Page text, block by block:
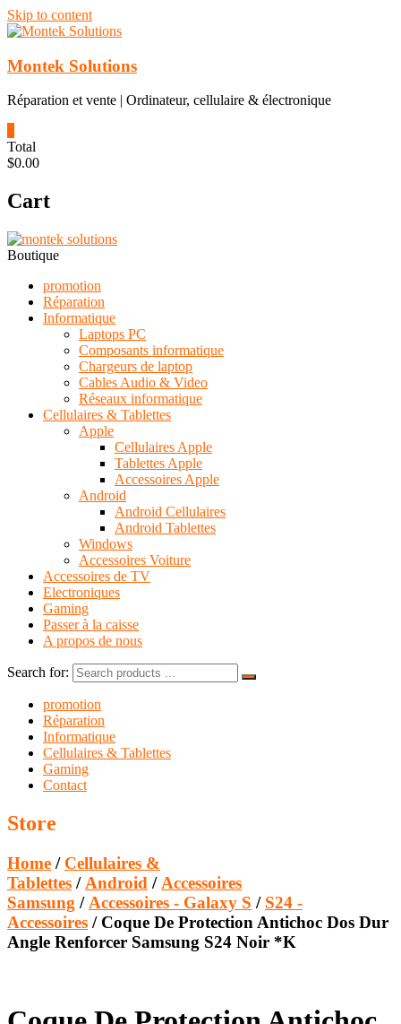
Skip to content
Montek Solutions
Réparation et vente | Ordinateur, cellulaire & électronique
Total
$0.00
Cart
Boutique
promotion
Réparation
Informatique
Laptops PC
Composants informatique
Chargeurs de laptop
Cables Audio & Video
Réseaux informatique
Cellulaires & Tablettes
Apple
Cellulaires Apple
Tablettes Apple
Accessoires Apple
Android
Android Cellulaires
Android Tablettes
Windows
Accessoires Voiture
Accessoires de TV
Electroniques
Gaming
Passer à la caisse
A propos de nous
Search for:
promotion
Réparation
Informatique
Cellulaires & Tablettes
Gaming
Contact
Store
Home / Cellulaires &
Tablettes / Android / Accessoires
Samsung / Accessoires - Galaxy S / S24 -
Accessoires / Coque De Protection Antichoc Dos Dur
Angle Renforcer Samsung S24 Noir *K